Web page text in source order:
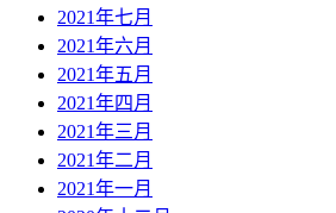
2021年七月
2021年六月
2021年五月
2021年四月
2021年三月
2021年二月
2021年一月